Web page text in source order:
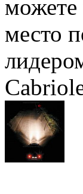
можете
место